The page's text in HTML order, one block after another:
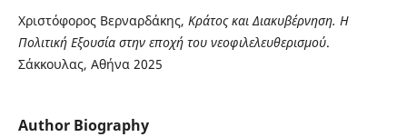
Χριστόφορος Βερναρδάκης, Κράτος και Διακυβέρνηση. Η
Πολιτική Εξουσία στην εποχή του νεοφιλελευθερισμού.
Σάκκουλας, Αθήνα 2025
Author Biography